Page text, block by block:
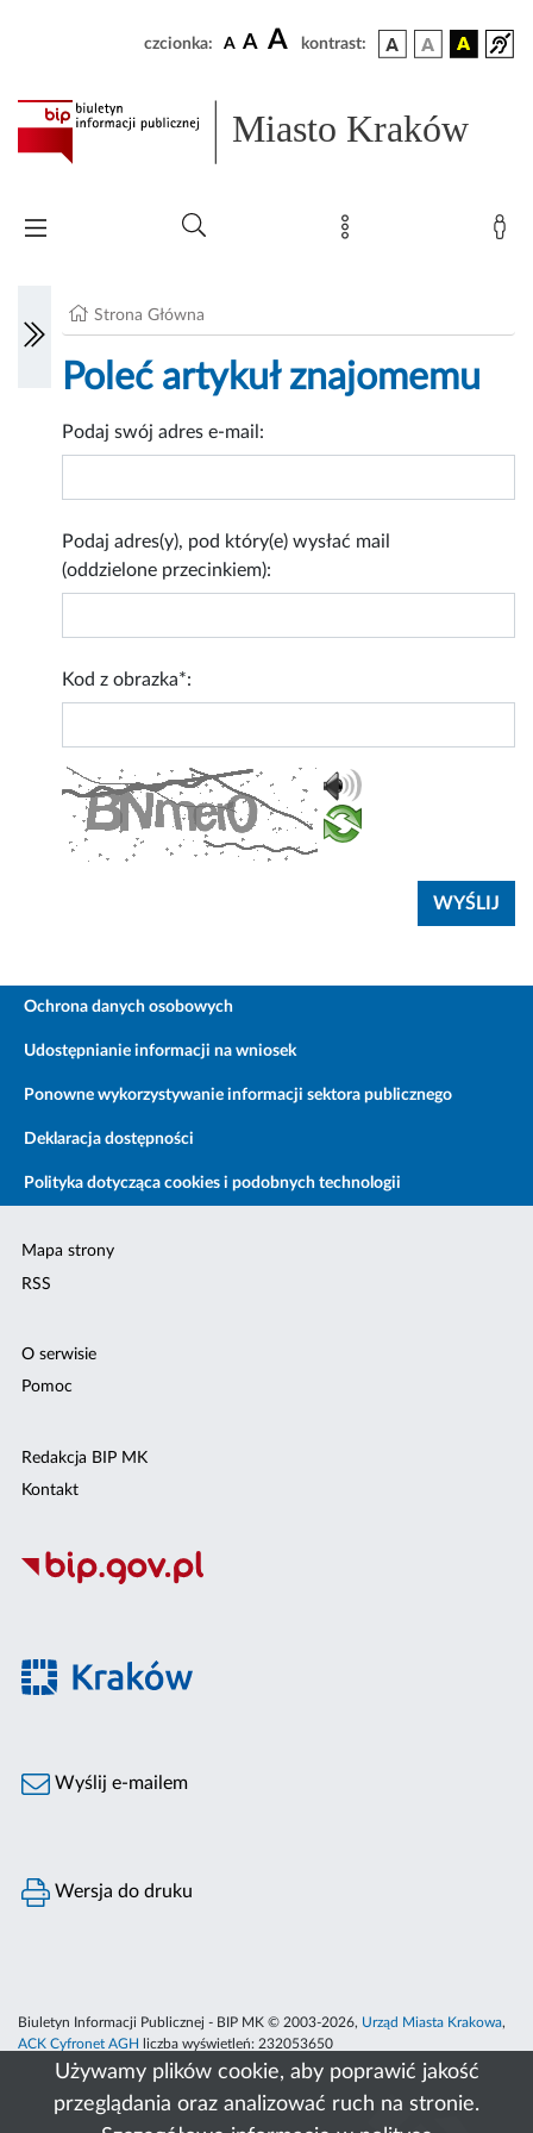
Używamy plików cookie, aby poprawić jakość
przeglądania oraz analizować ruch na stronie.
czcionka: A A A kontrast:
Miasto Kraków
Strona Główna
Poleć artykuł znajomemu
Podaj swój adres e-mail:
Podaj adres(y), pod który(e) wysłać mail
(oddzielone przecinkiem):
Kod z obrazka*:
Ochrona danych osobowych
Udostępnianie informacji na wniosek
Ponowne wykorzystywanie informacji sektora publicznego
Deklaracja dostępności
Polityka dotycząca cookies i podobnych technologii
Mapa strony
RSS
O serwisie
Pomoc
Redakcja BIP MK
Kontakt
Wyślij e-mailem
Wersja do druku
Biuletyn Informacji Publicznej - BIP MK © 2003-2026, Urząd Miasta Krakowa,
ACK Cyfronet AGH
liczba wyświetleń: 232053650